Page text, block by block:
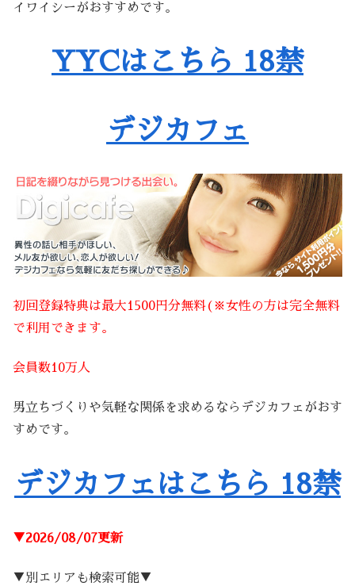
イワイシーがおすすめです。
YYCはこちら 18禁
デジカフェ
初回登録特典は最大1500円分無料(※女性の方は完全無料
で利用できます。
会員数10万人
男立ちづくりや気軽な関係を求めるならデジカフェがおす
すめです。
デジカフェはこちら 18禁
▼2026/08/07更新
▼別エリアも検索可能▼